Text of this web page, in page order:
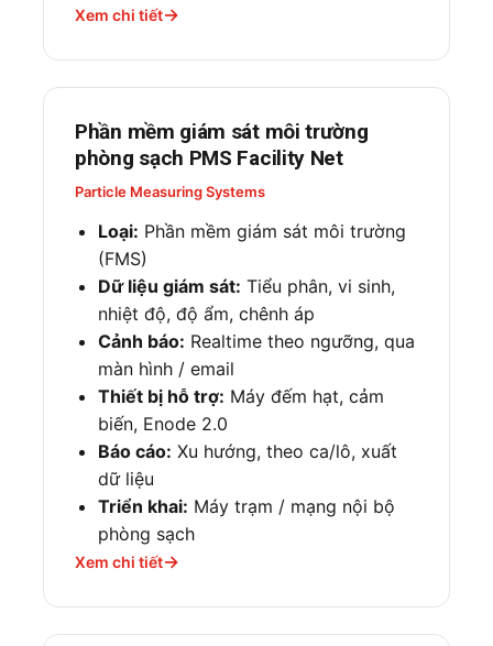
Xem chi tiết
Phần mềm giám sát môi trường
phòng sạch PMS Facility Net
Particle Measuring Systems
Loại: Phần mềm giám sát môi trường
(FMS)
Dữ liệu giám sát: Tiểu phân, vi sinh,
nhiệt độ, độ ẩm, chênh áp
Cảnh báo: Realtime theo ngưỡng, qua
màn hình / email
Thiết bị hỗ trợ: Máy đếm hạt, cảm
biến, Enode 2.0
Báo cáo: Xu hướng, theo ca/lô, xuất
dữ liệu
Triển khai: Máy trạm / mạng nội bộ
phòng sạch
Xem chi tiết